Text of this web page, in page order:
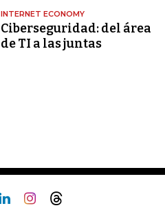
INTERNET ECONOMY
Ciberseguridad: del área
de TI a las juntas